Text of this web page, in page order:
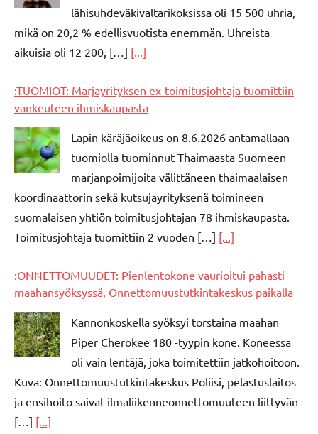
lähisuhdeväkivaltarikoksissa oli 15 500 uhria,
mikä on 20,2 % edellisvuotista enemmän. Uhreista
aikuisia oli 12 200, […] [...]
:TUOMIOT: Marjayrityksen ex-toimitusjohtaja tuomittiin
vankeuteen ihmiskaupasta
Lapin käräjäoikeus on 8.6.2026 antamallaan
tuomiolla tuominnut Thaimaasta Suomeen
marjanpoimijoita välittäneen thaimaalaisen
koordinaattorin sekä kutsujayrityksenä toimineen
suomalaisen yhtiön toimitusjohtajan 78 ihmiskaupasta.
Toimitusjohtaja tuomittiin 2 vuoden […] [...]
:ONNETTOMUUDET: Pienlentokone vaurioitui pahasti
maahansyöksyssä, Onnettomuustutkintakeskus paikalla
Kannonkoskella syöksyi torstaina maahan
Piper Cherokee 180 -tyypin kone. Koneessa
oli vain lentäjä, joka toimitettiin jatkohoitoon.
Kuva: Onnettomuustutkintakeskus Poliisi, pelastuslaitos
ja ensihoito saivat ilmaliikenneonnettomuuteen liittyvän
[…] [...]